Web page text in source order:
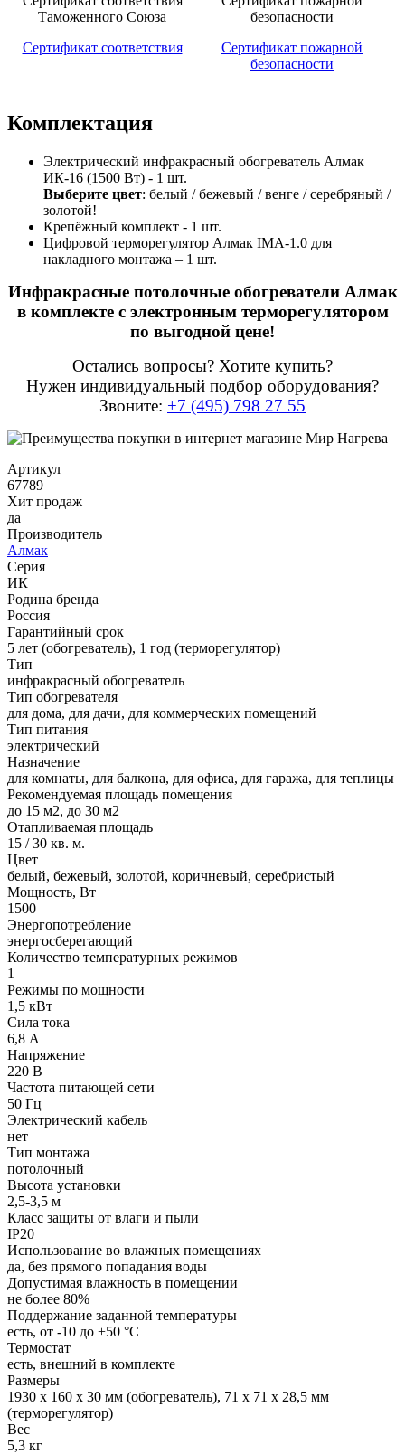
Сертификат соответствия
Сертификат пожарной
безопасности
Комплектация
Электрический инфракрасный обогреватель Алмак
ИК-16 (1500 Вт) - 1 шт.
Выберите цвет: белый / бежевый / венге / серебряный /
золотой!
Крепёжный комплект - 1 шт.
Цифровой терморегулятор Алмак IMA-1.0 для
накладного монтажа – 1 шт.
Инфракрасные потолочные обогреватели Алмак
в комплекте с электронным терморегулятором
по выгодной цене!
Остались вопросы? Хотите купить?
Нужен индивидуальный подбор оборудования?
Звоните: +7 (495) 798 27 55
Артикул
67789
Хит продаж
да
Производитель
Алмак
Серия
ИК
Родина бренда
Россия
Гарантийный срок
5 лет (обогреватель), 1 год (терморегулятор)
Тип
инфракрасный обогреватель
Тип обогревателя
для дома, для дачи, для коммерческих помещений
Тип питания
электрический
Назначение
для комнаты, для балкона, для офиса, для гаража, для теплицы
Рекомендуемая площадь помещения
до 15 м2, до 30 м2
Отапливаемая площадь
15 / 30 кв. м.
Цвет
белый, бежевый, золотой, коричневый, серебристый
Мощность, Вт
1500
Энергопотребление
энергосберегающий
Количество температурных режимов
1
Режимы по мощности
1,5 кВт
Сила тока
6,8 А
Напряжение
220 В
Частота питающей сети
50 Гц
Электрический кабель
нет
Тип монтажа
потолочный
Высота установки
2,5-3,5 м
Класс защиты от влаги и пыли
IP20
Использование во влажных помещениях
да, без прямого попадания воды
Допустимая влажность в помещении
не более 80%
Поддержание заданной температуры
есть, от -10 до +50 °С
Термостат
есть, внешний в комплекте
Размеры
1930 x 160 x 30 мм (обогреватель), 71 х 71 х 28,5 мм
(терморегулятор)
Вес
5,3 кг